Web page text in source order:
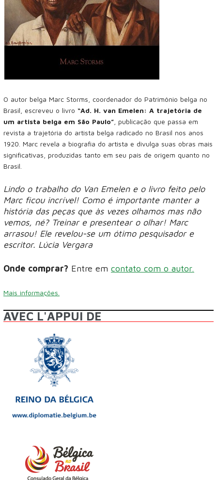
O autor belga Marc Storms, coordenador do Patrimônio belga no
Brasil, escreveu o livro “Ad. H. van Emelen: A trajetória de
um artista belga em São Paulo” , publicação que passa em
revista a trajetória do artista belga radicado no Brasil nos anos
1920. Marc revela a biografia do artista e divulga suas obras mais
significativas, produzidas tanto em seu país de origem quanto no
Brasil.
Lindo o trabalho do Van Emelen e o livro feito pelo
Marc ficou incrível! Como é importante manter a
história das peças que às vezes olhamos mas não
vemos, né? Treinar e presentear o olhar! Marc
arrasou! Ele revelou-se um ótimo pesquisador e
escritor. Lúcia Vergara
Onde comprar? Entre em contato com o autor.
Mais informações.
AVEC L'APPUI DE